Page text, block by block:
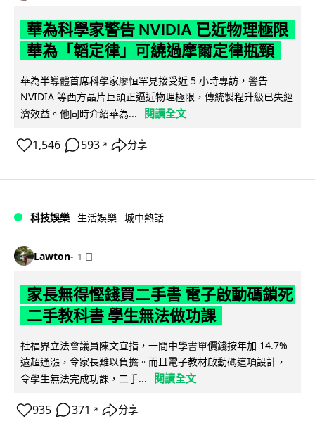
華為科學家警告 NVIDIA 已近物理極限
華為「韜定律」可繞過摩爾定律瓶頸
華為半導體首席科學家廖恒罕見接受近 5 小時專訪，警告
NVIDIA 等西方晶片巨頭正逼近物理極限，傳統製程升級已失經
濟效益。他同時介紹華為...
閱讀全文
1,546 593 ↗ 分享
科技娛樂 生活娛樂 城中熱話
Lawton 1 日
家長無得慳錢買二手書 電子啟動碼鎖死
二手教科書 學生無法做功課
社福界立法會議員陳文宜指，一間中學書單價錢按年加 14.7%
遠超通漲，令家長難以負擔。而且電子教材啟動碼這項設計，
令學生無法完成功課，二手...
閱讀全文
935 371 ↗ 分享